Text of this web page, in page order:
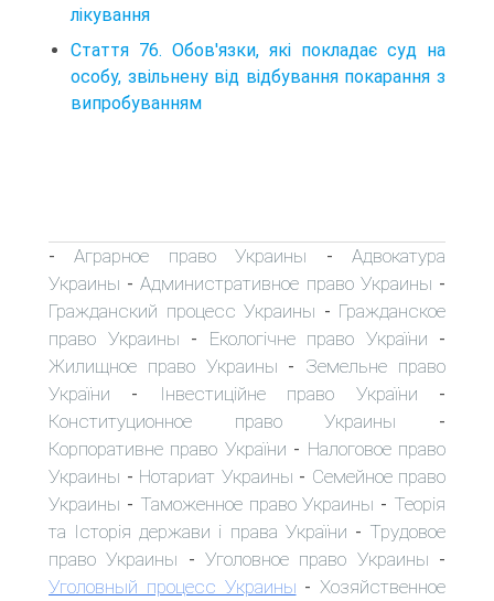
лікування
Стаття 76. Обов'язки, які покладає суд на
особу, звільнену від відбування покарання з
випробуванням
-Аграрное право Украины -Адвокатура
Украины -Административное право Украины -
Гражданский процесс Украины - Гражданское
право Украины - Екологічне право України -
Жилищное право Украины - Земельне право
України - Інвестиційне право України -
Конституционное право Украины -
Корпоративне право України - Налоговое право
Украины - Нотариат Украины - Семейное право
Украины - Таможенное право Украины - Теорія
та Історія держави і права України - Трудовое
право Украины -Уголовное право Украины -
Уголовный процесс Украины - Хозяйственное